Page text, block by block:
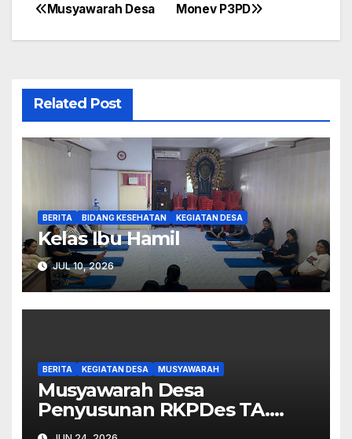
Navigasi
pos
Monev P3PD
Musyawarah Desa
Related Post
BERITA BIDANG KESEHATAN KEGIATAN DESA
Kelas Ibu Hamil
JUL 10, 2026
BERITA KEGIATAN DESA MUSYAWARAH
Musyawarah Desa
Penyusunan RKPDes TA.
2027.